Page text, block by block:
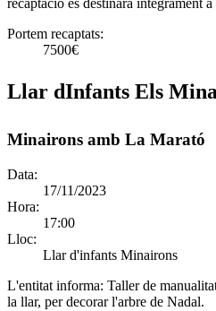
Portem recaptats:
7500€
Llar dInfants Els
Minairons amb La Marató
Data:
17/11/2023
Hora:
17:00
Lloc:
Llar d'infants Minairons
L'entitat informa: Taller de
la llar, per decorar l'arbre de Nadal.